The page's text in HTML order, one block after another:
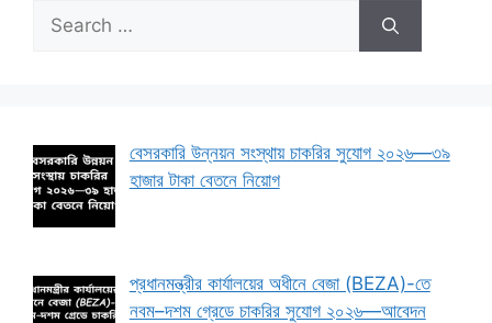
Search
for:
বেসরকারি উন্নয়ন সংস্থায় চাকরির সুযোগ ২০২৬—৩৯
হাজার টাকা বেতনে নিয়োগ
প্রধানমন্ত্রীর কার্যালয়ের অধীনে বেজা (BEZA)-তে
নবম–দশম গ্রেডে চাকরির সুযোগ ২০২৬—আবেদন